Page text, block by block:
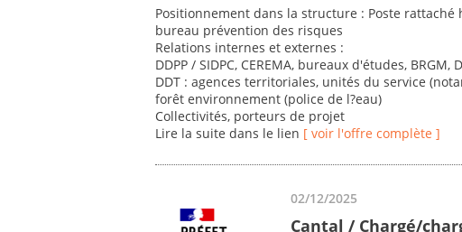
Positionnement dans la structure : Poste
bureau prévention des risques
Relations internes et externes :
DDPP / SIDPC, CEREMA, bureaux d'études, BRGM,
DDT : agences territoriales, unités du service
forêt environnement (police de l?eau)
Collectivités, porteurs de projet
Lire la suite dans le lien [ voir l'offre complète ]
02/12/2025
Cantal / Chargé/